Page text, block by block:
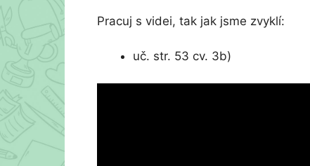
Pracuj s videi, tak jak jsme zvyklí:
uč. str. 53 cv. 3b)